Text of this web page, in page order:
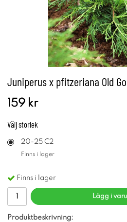
Juniperus x pfitzeriana Old
159 kr
Väljstorlek
20-25 C2
Finns i lager
Finns i lager
Lägg i
Produktbeskrivning: